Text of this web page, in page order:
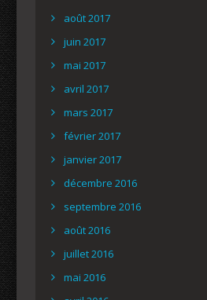
août 2017
juin 2017
mai 2017
avril 2017
mars 2017
février 2017
janvier 2017
décembre 2016
septembre 2016
août 2016
juillet 2016
mai 2016